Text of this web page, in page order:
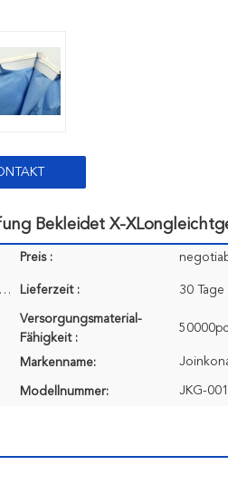
Bekleidet X-
Preis :
In der Massen- oder einzelnen Verpackung Lieferzeit : 30 Tage
Versorgungsmaterial-
Fähigkeit :
Markenname:
Modellnummer: JKG-001